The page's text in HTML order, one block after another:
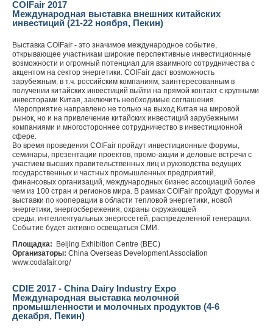
COIFair 2017
Международная выставка внешних китайских
инвестиций (21-22 ноября, Пекин)
Выставка COIFair - это значимое международное событие,
открывающее участникам широкие перспективные инвестиционные
возможности и огромный потенциал для взаимного сотрудничества с
акцентом на сектор энергетики. COIFair даст возможность
зарубежным, в т.ч. российским компаниям, заинтересованным в
получении китайских инвестиций выйти на прямой контакт с крупными
инвесторами Китая, заключить необходимые соглашения.
Мероприятие направлено не только на выход Китая на мировой
рынок, но и на привлечение китайских инвестиций зарубежными
компаниями и многостороннее сотрудничество в инвестиционной
сфере.
Во время проведения COIFair пройдут инвестиционные форумы,
семинары, презентации проектов, промо-акции и деловые встречи с
участием высших правительственных лиц и руководства ведущих
государственных и частных промышленных предприятий,
финансовых организаций, международных бизнес ассоциаций более
чем из 100 стран и регионов мира. В рамках COIFair пройдут форумы и
выставки по кооперации в области тепловой энергетики, новой
энергетики, энергосбережения, охраны окружающей
среды, интеллектуальных энергосетей, распределенной генерации.
Событие будет активно освещаться СМИ.
Площадка: Beijing Exhibition Centre (BEC)
Организаторы: China Overseas Development Association
www.codafair.org/
CDIE 2017 - China Dairy Industry Expo
Международная выставка молочной
промышленности и молочных продуктов (4-6
декабря, Пекин)